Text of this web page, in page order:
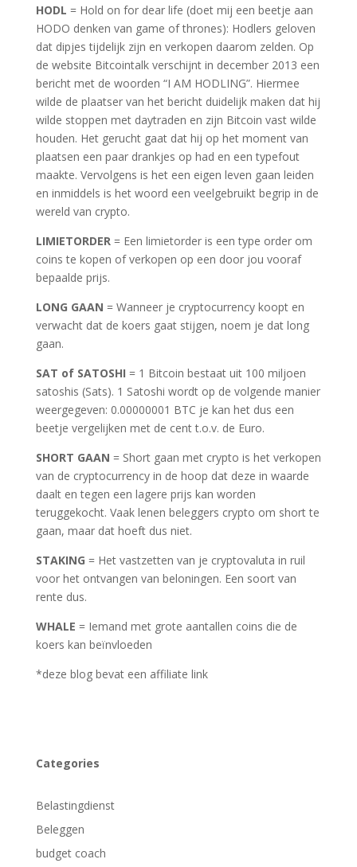
HODL = Hold on for dear life (doet mij een beetje aan
HODO denken van game of thrones): Hodlers geloven
dat dipjes tijdelijk zijn en verkopen daarom zelden. Op
de website Bitcointalk verschijnt in december 2013 een
bericht met de woorden “I AM HODLING”. Hiermee
wilde de plaatser van het bericht duidelijk maken dat hij
wilde stoppen met daytraden en zijn Bitcoin vast wilde
houden. Het gerucht gaat dat hij op het moment van
plaatsen een paar drankjes op had en een typefout
maakte. Vervolgens is het een eigen leven gaan leiden
en inmiddels is het woord een veelgebruikt begrip in de
wereld van crypto.
LIMIETORDER= Een limietorder is een type order om
coins te kopen of verkopen op een door jou vooraf
bepaalde prijs.
LONG GAAN = Wanneer je cryptocurrency koopt en
verwacht dat de koers gaat stijgen, noem je dat long
gaan.
SAT of SATOSHI = 1 Bitcoin bestaat uit 100 miljoen
satoshis (Sats). 1 Satoshi wordt op de volgende manier
weergegeven: 0.00000001 BTC je kan het dus een
beetje vergelijken met de cent t.o.v. de Euro.
SHORT GAAN = Short gaan met crypto is het verkopen
van de cryptocurrency in de hoop dat deze in waarde
daalt en tegen een lagere prijs kan worden
teruggekocht. Vaak lenen beleggers crypto om short te
gaan, maar dat hoeft dus niet.
STAKING = Het vastzetten van je cryptovaluta in ruil
voor het ontvangen van beloningen. Een soort van
rente dus.
WHALE = Iemand met grote aantallen coins die de
koers kan beïnvloeden
*deze blog bevat een affiliate link
Categories
Belastingdienst
Beleggen
budget coach